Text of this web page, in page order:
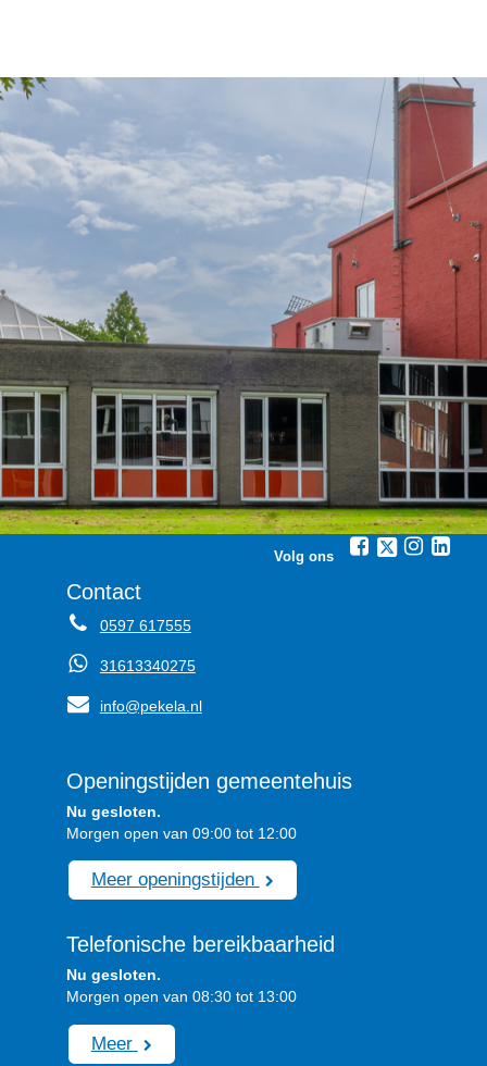
Volg ons
Contact
0597 617555
31613340275
info@pekela.nl
Openingstijden gemeentehuis
Nu gesloten.
Morgen open van 09:00 tot 12:00
Meer openingstijden
Telefonische bereikbaarheid
Nu gesloten.
Morgen open van 08:30 tot 13:00
Meer